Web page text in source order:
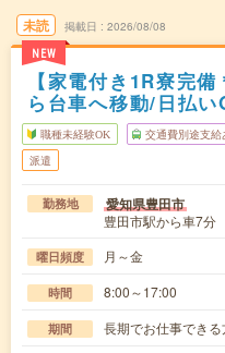
未読
NEW
掲載日 2026/08/08
【家電付き1R寮完
ら台車へ移動/日払い
職種未経験OK 交通費別途支給
派遣
勤務地 愛知県豊田市
豊田市駅から車7分
曜日頻度 月～金
時間 8:00～17:00
期間 長期でお仕事できる